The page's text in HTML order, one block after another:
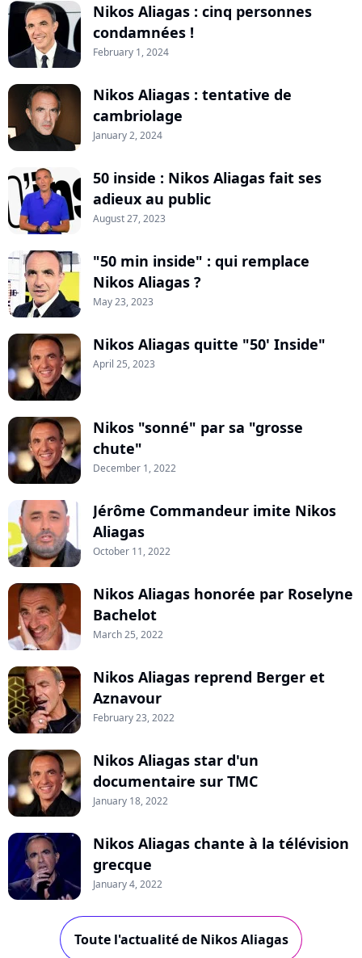
Nikos Aliagas : cinq personnes
condamnées !
February 1, 2024
Nikos Aliagas : tentative de
cambriolage
January 2, 2024
50 inside : Nikos Aliagas fait ses
adieux au public
August 27, 2023
"50 min inside" : qui remplace
Nikos Aliagas ?
May 23, 2023
Nikos Aliagas quitte "50' Inside"
April 25, 2023
Nikos "sonné" par sa "grosse
chute"
December 1, 2022
Jérôme Commandeur imite Nikos
Aliagas
October 11, 2022
Nikos Aliagas honorée par Roselyne
Bachelot
March 25, 2022
Nikos Aliagas reprend Berger et
Aznavour
February 23, 2022
Nikos Aliagas star d'un
documentaire sur TMC
January 18, 2022
Nikos Aliagas chante à la télévision
grecque
January 4, 2022
Toute l'actualité de Nikos Aliagas